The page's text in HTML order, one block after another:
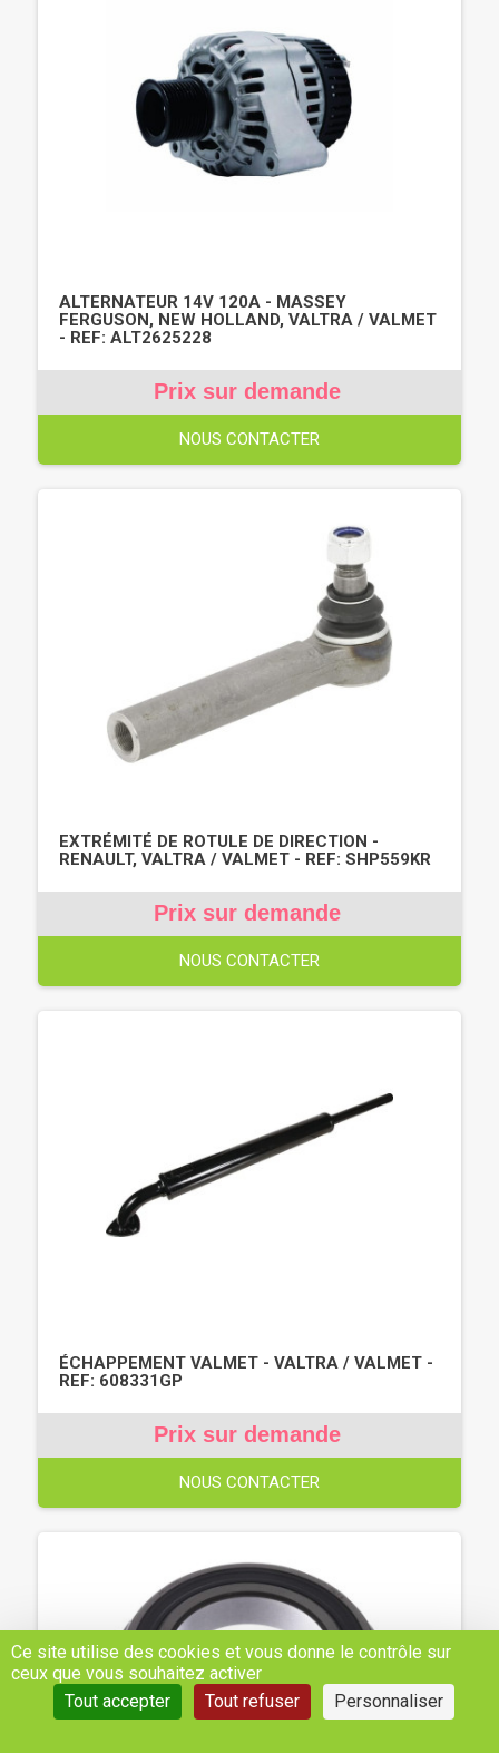
ALTERNATEUR 14V 120A - MASSEY
FERGUSON, NEW HOLLAND, VALTRA / VALMET
- REF: ALT2625228
Prix sur demande
NOUS CONTACTER
EXTRÉMITÉ DE ROTULE DE DIRECTION -
RENAULT, VALTRA / VALMET - REF: SHP559KR
Prix sur demande
NOUS CONTACTER
ÉCHAPPEMENT VALMET - VALTRA / VALMET -
REF: 608331GP
Prix sur demande
NOUS CONTACTER
Ce site utilise des cookies et vous donne le contrôle sur
ceux que vous souhaitez activer
Tout accepter
Tout refuser Personnaliser